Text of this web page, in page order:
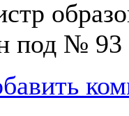
под №